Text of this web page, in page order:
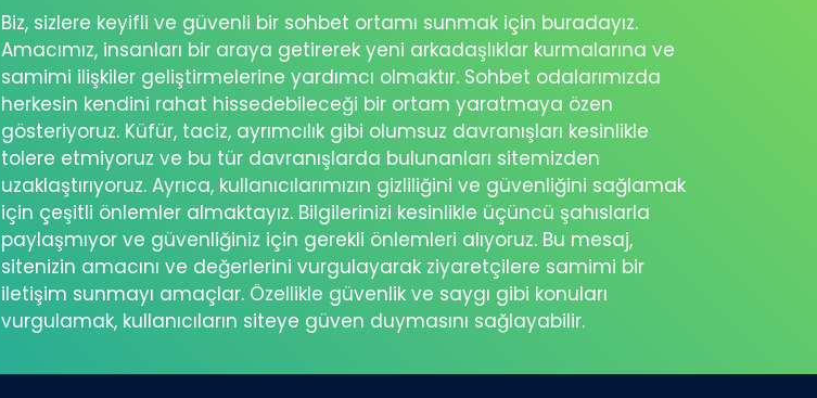
Biz, sizlere keyifli ve güvenli bir sohbet ortamı sunmak için buradayız.
Amacımız, insanları bir araya getirerek yeni arkadaşlıklar kurmalarına ve
samimi ilişkiler geliştirmelerine yardımcı olmaktır. Sohbet odalarımızda
herkesin kendini rahat hissedebileceği bir ortam yaratmaya özen
gösteriyoruz. Küfür, taciz, ayrımcılık gibi olumsuz davranışları kesinlikle
tolere etmiyoruz ve bu tür davranışlarda bulunanları sitemizden
uzaklaştırıyoruz. Ayrıca, kullanıcılarımızın gizliliğini ve güvenliğini sağlamak
için çeşitli önlemler almaktayız. Bilgilerinizi kesinlikle üçüncü şahıslarla
paylaşmıyor ve güvenliğiniz için gerekli önlemleri alıyoruz. Bu mesaj,
sitenizin amacını ve değerlerini vurgulayarak ziyaretçilere samimi bir
iletişim sunmayı amaçlar. Özellikle güvenlik ve saygı gibi konuları
vurgulamak, kullanıcıların siteye güven duymasını sağlayabilir.